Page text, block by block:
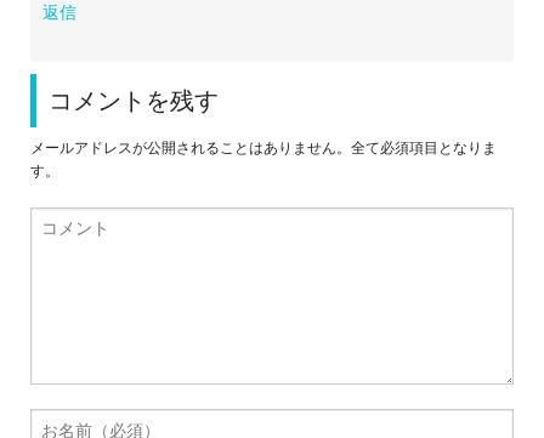
返信
コメントを残す
メールアドレスが公開されることはありません。全て必須項目となりま
す。